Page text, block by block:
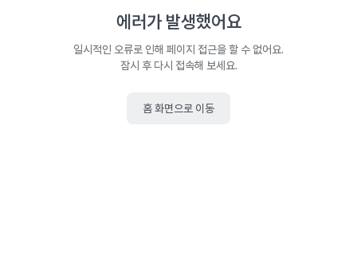
에러가 발생했어요
일시적인 오류로 인해 페이지 접근을 할 수 없어요.
잠시 후 다시 접속해 보세요.
홈 화면으로 이동